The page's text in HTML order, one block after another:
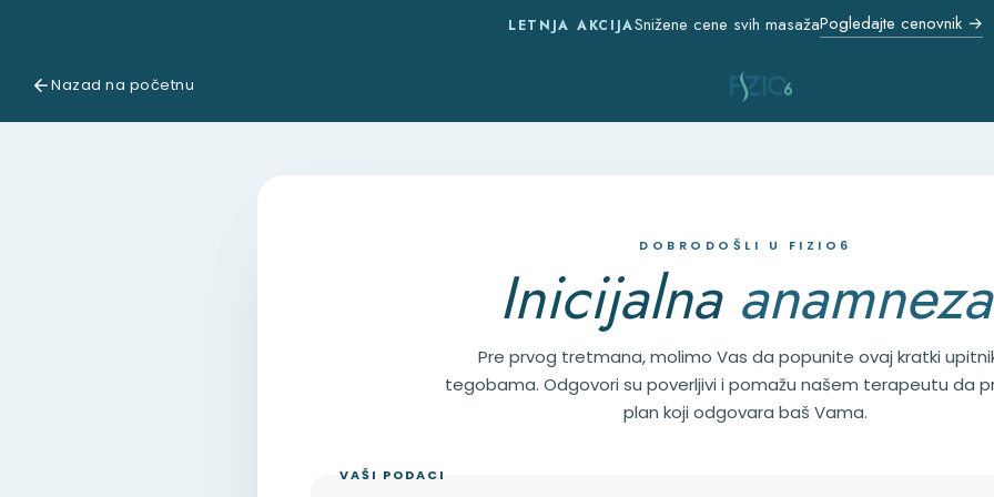
LETNJA AKCIJASnižene cene svih masažaPogledajte cenovnik →
Nazad na početnu
DOBRODOŠLI U FIZIO6
Inicijalna anamneza
Pre prvog tretmana, molimo Vas da popunite ovaj kratki
tegobama. Odgovori su poverljivi i pomažu našem terapeutu da
plan koji odgovara baš Vama.
VAŠI PODACI